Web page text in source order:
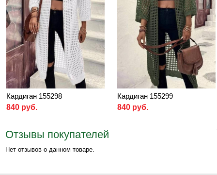
Кардиган 155298
840 руб.
Кардиган 155299
840 руб.
Отзывы покупателей
Нет отзывов о данном товаре.